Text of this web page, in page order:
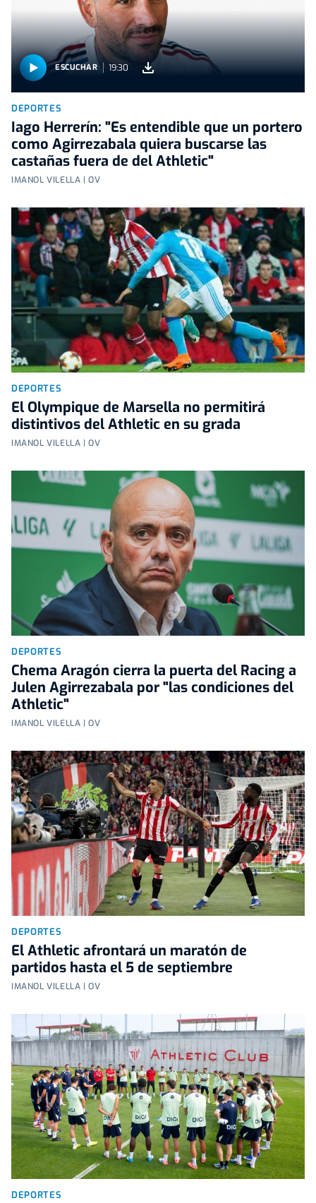
ESCUCHAR 19:30
DEPORTES
Iago Herrerín: "Es entendible que un portero
como Agirrezabala quiera buscarse las
castañas fuera de del Athletic"
IMANOL VILELLA | OV
DEPORTES
El Olympique de Marsella no permitirá
distintivos del Athletic en su grada
IMANOL VILELLA | OV
DEPORTES
Chema Aragón cierra la puerta del Racing a
Julen Agirrezabala por "las condiciones del
Athletic"
IMANOL VILELLA | OV
DEPORTES
El Athletic afrontará un maratón de
partidos hasta el 5 de septiembre
IMANOL VILELLA | OV
DEPORTES